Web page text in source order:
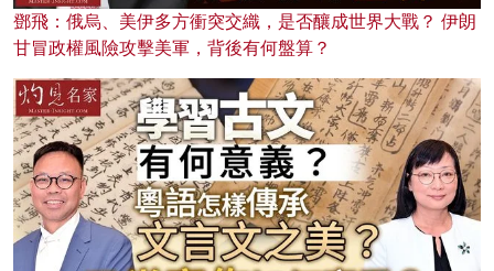
鄧飛：俄烏、美伊多方衝突交織，是否釀成世界大戰？ 伊朗
甘冒政權風險攻擊美軍，背後有何盤算？